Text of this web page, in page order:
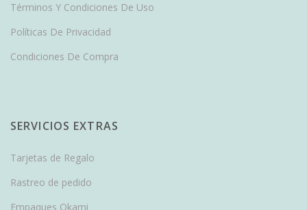
Términos Y Condiciones De Uso
Políticas De Privacidad
Condiciones De Compra
SERVICIOS EXTRAS
Tarjetas de Regalo
Rastreo de pedido
Empaques Okami